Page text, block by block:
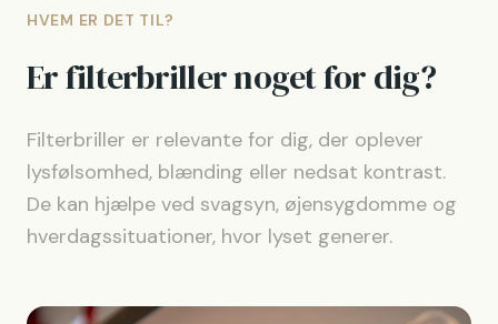
HVEM ER DET TIL?
Er filterbriller noget for dig?
Filterbriller er relevante for dig, der oplever
lysfølsomhed, blænding eller nedsat kontrast.
De kan hjælpe ved svagsyn, øjensygdomme og
hverdagssituationer, hvor lyset generer.